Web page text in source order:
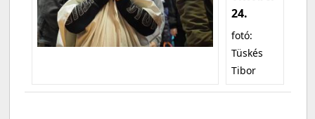
24.
fotó:
Tüskés
Tibor